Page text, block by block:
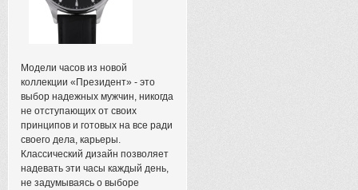
Модели часов из новой
коллекции «Президент» - это
выбор надежных мужчин, никогда
не отступающих от своих
принципов и готовых на все ради
своего дела, карьеры.
Классический дизайн позволяет
надевать эти часы каждый день,
не задумываясь о выборе